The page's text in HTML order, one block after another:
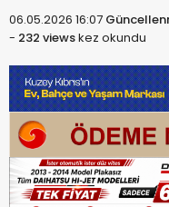
06.05.2026 16:07
- 232 viewskez okundu